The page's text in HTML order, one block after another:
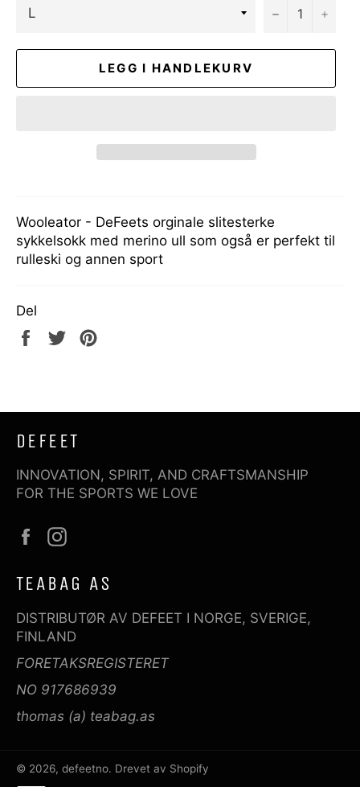
− +
LEGG I HANDLEKURV
Wooleator - DeFeets orginale slitesterke
sykkelsokk med merino ull som også er perfekt til
rulleski og annen sport
Del
Del
Tweet
DEFEET
INNOVATION, SPIRIT, AND CRAFTSMANSHIP
FOR THE SPORTS WE LOVE
Facebook
TEABAG AS
DISTRIBUTØR AV DEFEET I NORGE, SVERIGE,
FINLAND
FORETAKSREGISTERET
NO 917686939
thomas (a) teabag.as
© 2026, defeetno. Drevet av Shopify